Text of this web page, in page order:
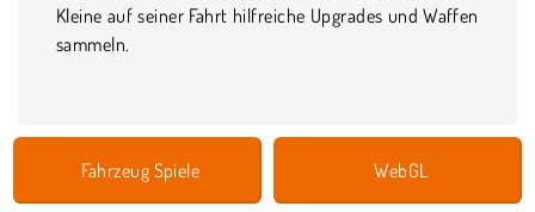
Kleine auf seiner Fahrt hilfreiche Upgrades und Waffen
sammeln.
Fahrzeug Spiele WebGL